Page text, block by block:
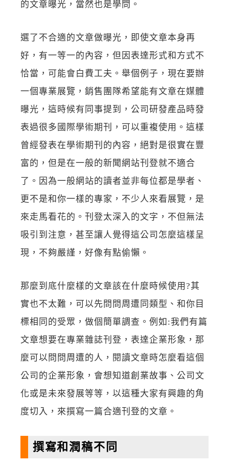
的文章曝光，當然也是學問。
選了不合適的文章做曝光，即使文章本身再
好，有一等一的內容，但因表達形式和方式不
恰當，可能會白費工夫。舉個例子，現在要辦
一個專業展覽，銷售團隊希望能有文章在媒體
曝光，這時候有同事提到，公司研發產品時發
表過很多國際學術期刊，可以重複使用。這樣
曾經發表在學術期刊的內容，絕對是很實在豐
富的，但是在一般的新聞網站刊登就不適合
了。因為一般網站的讀者並非每位都是學者、
更不是和你一樣的專家，不少人來看展覽，是
來走馬看花的。刊登太深入的文字，不但無法
吸引到注意，甚至讓人覺得這公司怎麼這樣呈
現，不夠嚴謹，好像有點偷懶。
那麼到底什麼樣的文章該在什麼時候使用?其
實也不太難，可以先問問周遭同類型、和你目
標相同的受眾，做個簡單調查。例如:我們有篇
文章想要在專業雜誌刊登，表達企業形象，那
麼可以問問周遭的人，閱讀文章時怎麼看這個
公司的企業形象，會想知道創業故事、公司文
化或是未來發展等等，以這種大家有興趣的角
度切入，來撰寫一篇合適刊登的文章。
撰寫和潤稿不同